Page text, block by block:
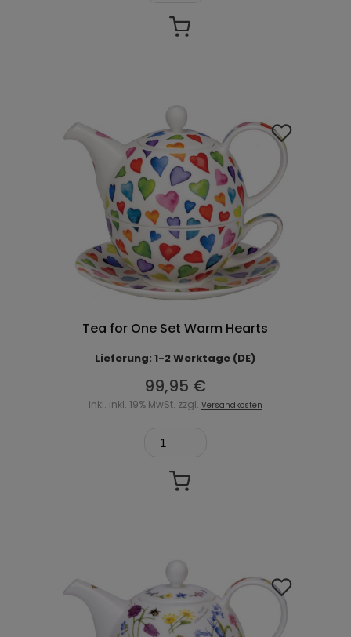
Tea for One Set Warm Hearts
Lieferung: 1-2 Werktage (DE)
99,95 €
inkl. inkl. 19% MwSt. zzgl. Versandkosten